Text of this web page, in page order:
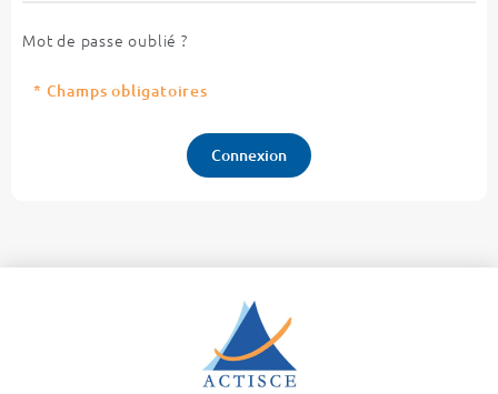
Mot de passe oublié ?
* Champs obligatoires